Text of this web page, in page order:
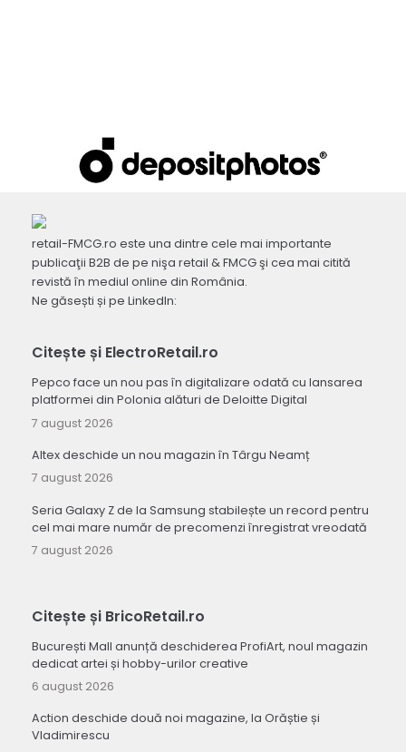
retail-FMCG.ro este una dintre cele mai importante
publicaţii B2B de pe nişa retail & FMCG şi cea mai citită
revistă în mediul online din România.
Ne găsești și pe LinkedIn:
Citește și ElectroRetail.ro
Pepco face un nou pas în digitalizare odată cu lansarea
platformei din Polonia alături de Deloitte Digital
7 august 2026
Altex deschide un nou magazin în Târgu Neamț
7 august 2026
Seria Galaxy Z de la Samsung stabilește un record pentru
cel mai mare număr de precomenzi înregistrat vreodată
7 august 2026
Citește și BricoRetail.ro
București Mall anunță deschiderea ProfiArt, noul magazin
dedicat artei și hobby-urilor creative
6 august 2026
Action deschide două noi magazine, la Orăștie și
Vladimirescu